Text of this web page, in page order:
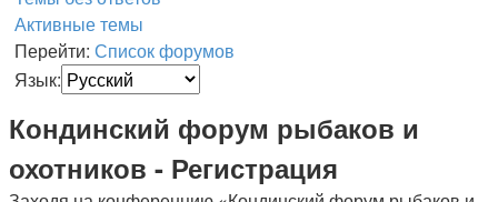
Активные темы
Перейти: Список форумов
Язык:
Кондинский форум рыбаков и
охотников - Регистрация